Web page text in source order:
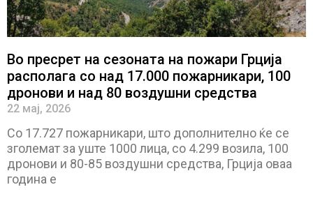
Во пресрет на сезоната на пожари Грција
располага со над 17.000 пожарникари, 100
дронови и над 80 воздушни средства
22 мај, 2026
Со 17.727 пожарникари, што дополнително ќе се
зголемат за уште 1000 лица, со 4.299 возила, 100
дронови и 80-85 воздушни средства, Грција оваа
година е